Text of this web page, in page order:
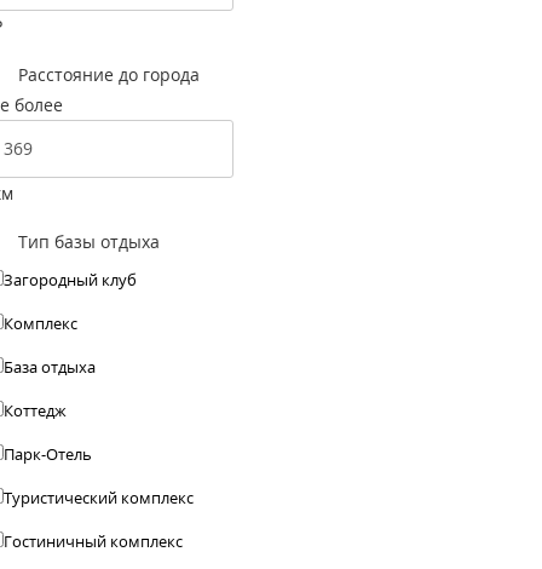
Расстояние до города
более
Тип базы отдыха
Загородный клуб
Комплекс
База отдыха
Коттедж
Парк-Отель
Туристический комплекс
Гостиничный комплекс